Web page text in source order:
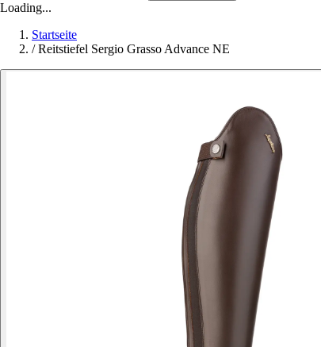
Loading...
Startseite
/ Reitstiefel Sergio Grasso Advance NE